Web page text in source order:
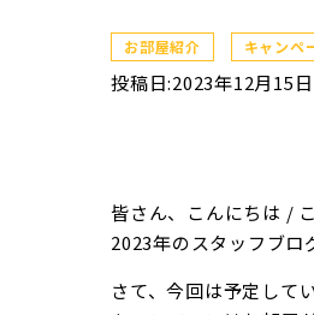
お部屋紹介 キャンペ
投稿日:2023年12月15
皆さん、こんにちは /
2023年のスタッフブロ
さて、今回は予定して